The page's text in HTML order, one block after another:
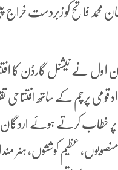
محمد فاتح کو زبردست خراج
اول نے نیشنل گارڈن کا
قومی پرچم کے ساتھ
خطاب کرتے ہوئے اردگان
منصوبوں، عظیم کوششوں، ہنر